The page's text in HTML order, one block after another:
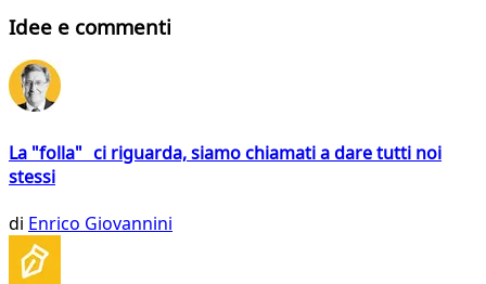
Idee e commenti
La "folla" ci riguarda, siamo chiamati a dare tutti noi
stessi
di Enrico Giovannini